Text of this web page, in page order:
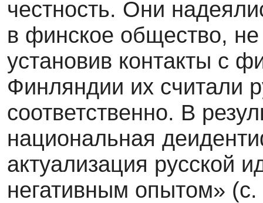
честность. Они
в финское общество, не
установив контакты с
Финляндии их считали
соответственно. В
национальная
актуализация русской
негативным опытом»